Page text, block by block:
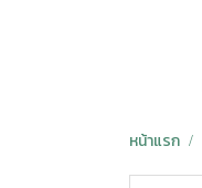
หน้าแรก